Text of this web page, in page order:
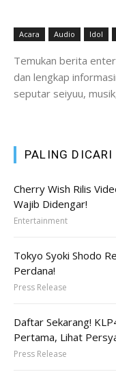
Acara Audio Idol
Temukan berita
dan lengkap
seputar seiyuu,
PALING DICARI
Cherry Wish Rilis
Wajib Didengar!
Entertainment
Tokyo Syoki Shodo
Perdana!
Press Release
Daftar Sekarang!
Pertama, Lihat
Press Release